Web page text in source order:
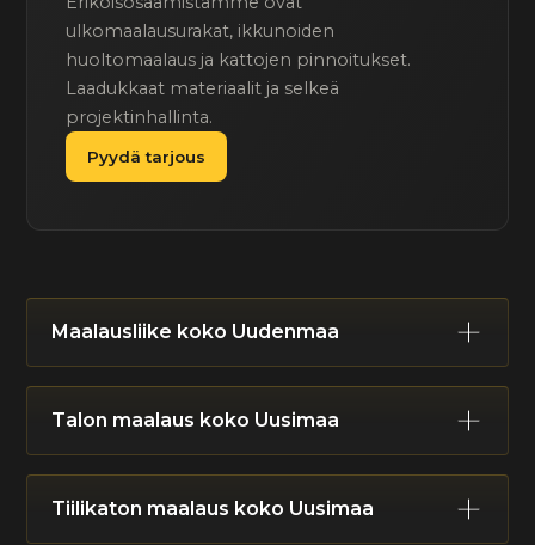
ulkomaalausurakat, ikkunoiden
huoltomaalaus ja kattojen pinnoitukset.
Laadukkaat materiaalit ja selkeä
projektinhallinta.
Pyydä tarjous
Maalausliike koko Uudenmaa
Helsinki Espoo Vantaa Kauniainen
Hyvinkää Järvenpää Kerava
Kirkkonummi Lohja Karkkila Siuntio
Talon maalaus koko Uusimaa
Helsinki Espoo Vantaa Kauniainen
Hyvinkää Järvenpää Kerava Mäntsälä
Tiilikaton maalaus koko Uusimaa